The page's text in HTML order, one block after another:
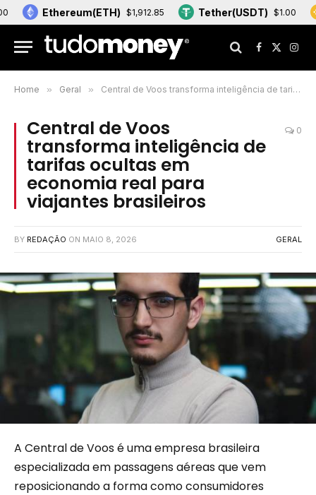
Ethereum(ETH) $1,912.85 Tether(USDT) $1.00
Facebook
X
(Twitter)
Home » Geral » Central de Voos transforma inteligência de tarifas ocultas em economia real para viajantes brasileiros
Central de Voos
transforma inteligência de
tarifas ocultas em
economia real para
viajantes brasileiros
0
BY REDAÇÃO ON MAIO 8, 2026 GERAL
A Central de Voos é uma empresa brasileira
especializada em passagens aéreas que vem
reposicionando a forma como consumidores